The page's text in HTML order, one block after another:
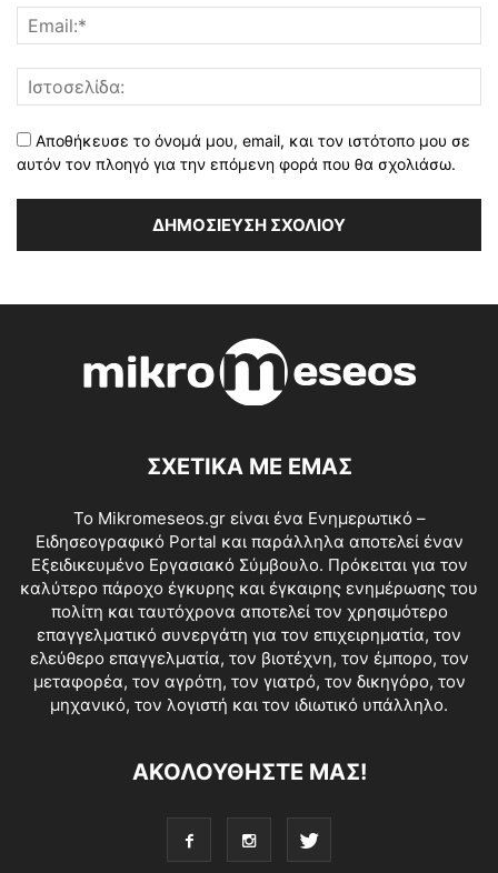
Αποθήκευσε το όνομά μου, email, και τον ιστότοπο μου σε
αυτόν τον πλοηγό για την επόμενη φορά που θα σχολιάσω.
ΣΧΕΤΙΚΑ ΜΕ ΕΜΑΣ
Το Mikromeseos.gr είναι ένα Ενημερωτικό –
Ειδησεογραφικό Portal και παράλληλα αποτελεί έναν
Εξειδικευμένο Εργασιακό Σύμβουλο. Πρόκειται για τον
καλύτερο πάροχο έγκυρης και έγκαιρης ενημέρωσης του
πολίτη και ταυτόχρονα αποτελεί τον χρησιμότερο
επαγγελματικό συνεργάτη για τον επιχειρηματία, τον
ελεύθερο επαγγελματία, τον βιοτέχνη, τον έμπορο, τον
μεταφορέα, τον αγρότη, τον γιατρό, τον δικηγόρο, τον
μηχανικό, τον λογιστή και τον ιδιωτικό υπάλληλο.
ΑΚΟΛΟΥΘΗΣΤΕ ΜΑΣ!